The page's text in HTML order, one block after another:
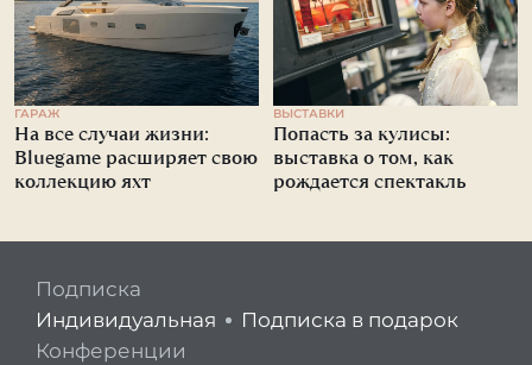
ГАРАЖ
На все случаи жизни:
Bluegame расширяет свою
коллекцию яхт
ВЫСТАВКИ
Попасть за кулисы:
выставка о том, как
рождается спектакль
Подписка
Индивидуальная
Подписка в подарок
Конференции